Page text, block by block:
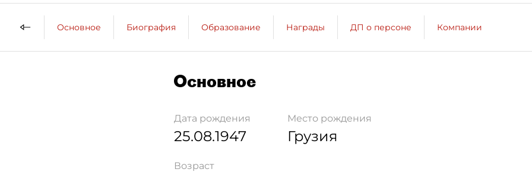
Основное Биография Образование Награды ДП о персоне Компании
Основное
Дата рождения
25.08.1947
Место рождения
Грузия
Возраст